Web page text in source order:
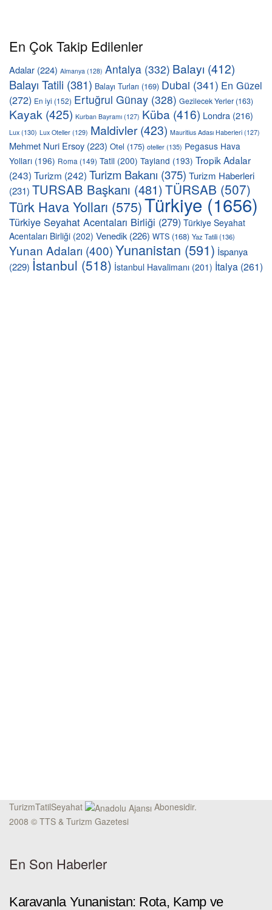
En Çok Takip Edilenler
Adalar (224) Almanya (128) Antalya (332) Balayı (412)
Balayı Tatili (381) Balayı Turları (169) Dubai (341) En Güzel
(272) En iyi (152) Ertuğrul Günay (328) Gezilecek Yerler (163)
Kayak (425) Kurban Bayramı (127) Küba (416) Londra (216)
Lux (130) Lux Oteller (129) Maldivler(423) Mauritius Adası Haberleri (127)
Mehmet Nuri Ersoy (223) Otel (175) oteller(135) Pegasus Hava
Yolları (196) Roma (149) Tatil (200) Tayland (193) Tropik Adalar
(243) Turizm (242) Turizm Bakanı (375) Turizm Haberleri
(231) TURSAB Başkanı (481)TÜRSAB (507)
Türk Hava Yolları (575)Türkiye (1656)
Türkiye Seyahat Acentaları Birliği (279) Türkiye Seyahat
Acentaları Birliği (202) Venedik (226) WTS (168) Yaz Tatili(136)
Yunan Adaları (400)Yunanistan (591) İspanya
(229) İstanbul (518) İstanbul Havalimanı (201) İtalya (261)
TurizmTatilSeyahat
Abonesidir.
2008 © TTS & Turizm Gazetesi
En Son Haberler
Karavanla Yunanistan: Rota, Kamp ve